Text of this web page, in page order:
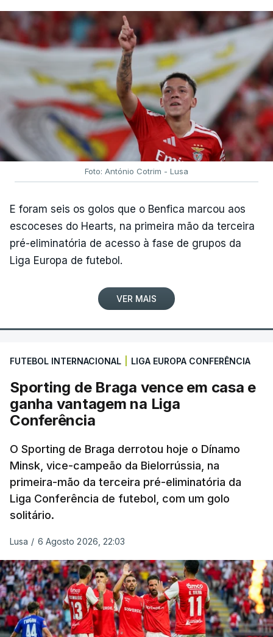
Foto: António Cotrim - Lusa
E foram seis os golos que o Benfica marcou aos
escoceses do Hearts, na primeira mão da terceira
pré-eliminatória de acesso à fase de grupos da
Liga Europa de futebol.
VER MAIS
FUTEBOL INTERNACIONAL LIGA EUROPA CONFERÊNCIA
Sporting de Braga vence em casa e
ganha vantagem na Liga
Conferência
O Sporting de Braga derrotou hoje o Dínamo
Minsk, vice-campeão da Bielorrússia, na
primeira-mão da terceira pré-eliminatória da
Liga Conferência de futebol, com um golo
solitário.
Lusa / 6 Agosto 2026, 22:03